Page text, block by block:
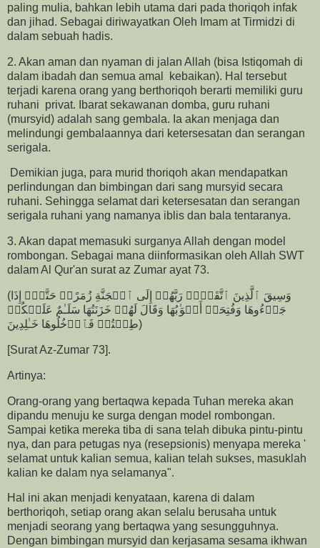
paling mulia, bahkan lebih utama dari pada thoriqoh infak
dan jihad. Sebagai diriwayatkan Oleh Imam at Tirmidzi di
dalam sebuah hadis.
2. Akan aman dan nyaman di jalan Allah (bisa Istiqomah di
dalam ibadah dan semua amal kebaikan). Hal tersebut
terjadi karena orang yang berthoriqoh berarti memiliki guru
ruhani privat. Ibarat sekawanan domba, guru ruhani
(mursyid) adalah sang gembala. Ia akan menjaga dan
melindungi gembalaannya dari ketersesatan dan serangan
serigala.
Demikian juga, para murid thoriqoh akan mendapatkan
perlindungan dan bimbingan dari sang mursyid secara
ruhani. Sehingga selamat dari ketersesatan dan serangan
serigala ruhani yang namanya iblis dan bala tentaranya.
3. Akan dapat memasuki surganya Allah dengan model
rombongan. Sebagai mana diinformasikan oleh Allah SWT
dalam Al Qur'an surat az Zumar ayat 73.
(وَسِیقَ ٱلَّذِینَ ٱتَّقَوۡا۟ رَبَّهُمۡ إِلَى ٱلۡجَنَّةِ زُمَرًاۖ حَتَّىٰۤ إِذَا
جَاۤءُوهَا وَفُتِحَتۡ أَبۡوَ ٰ⁠بُهَا وَقَالَ لَهُمۡ خَزَنَتُهَا سَلَـٰمٌ عَلَیۡكُمۡ
طِبۡتُمۡ فَٱدۡخُلُوهَا خَـٰلِدِینَ)
[Surat Az-Zumar 73].
Artinya:
Orang-orang yang bertaqwa kepada Tuhan mereka akan
dipandu menuju ke surga dengan model rombongan.
Sampai ketika mereka tiba di sana telah dibuka pintu-pintu
nya, dan para petugas nya (resepsionis) menyapa mereka '
selamat untuk kalian semua, kalian telah sukses, masuklah
kalian ke dalam nya selamanya".
Hal ini akan menjadi kenyataan, karena di dalam
berthoriqoh, setiap orang akan selalu berusaha untuk
menjadi seorang yang bertaqwa yang sesungguhnya.
Dengan bimbingan mursyid dan kerjasama sesama ikhwan